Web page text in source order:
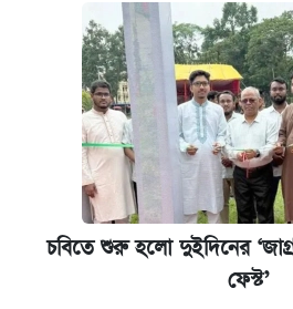
চবিতে শুরু হলো দুইদিনের
ফেস্ট’